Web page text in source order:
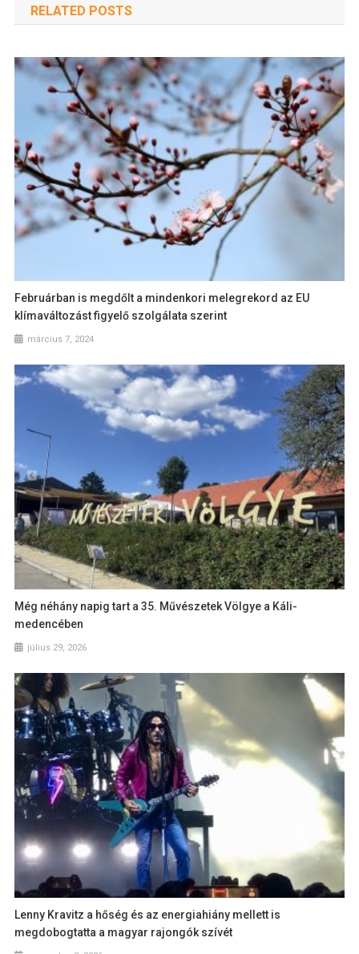
RELATED POSTS
Februárban is megdőlt a mindenkori melegrekord az EU
klímaváltozást figyelő szolgálata szerint
március 7, 2024
Még néhány napig tart a 35. Művészetek Völgye a Káli-
medencében
július 29, 2026
Lenny Kravitz a hőség és az energiahiány mellett is
megdobogtatta a magyar rajongók szívét